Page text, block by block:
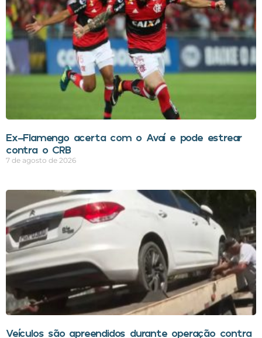
Ex-Flamengo acerta com o Avaí e pode estrear
contra o CRB
7 de agosto de 2026
Veículos são apreendidos durante operação contra